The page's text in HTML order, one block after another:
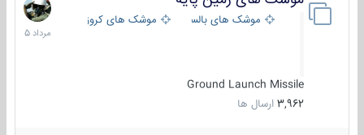
موشک های بالستیک موشک های کروز
Ground Launch Missile
3,962 ارسال ها
مرداد
1405